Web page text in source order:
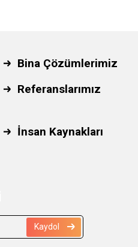
Bina Çözümlerimiz
Referanslarımız
İnsan Kaynakları
Kaydol